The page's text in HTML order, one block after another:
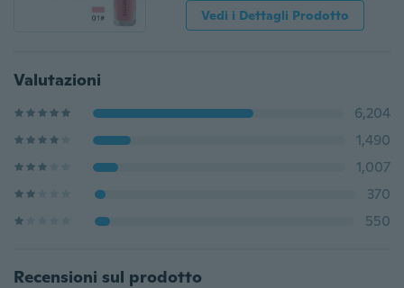
Vedi i Dettagli Prodotto
Valutazioni
6,204
1,490
1,007
370
550
Recensioni sul prodotto